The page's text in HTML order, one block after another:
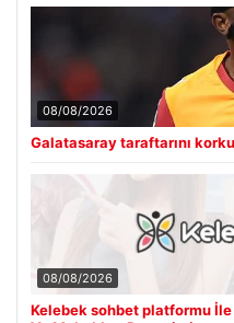
08/08/2026
Galatasaray taraftarını
08/08/2026
Kelebek sohbet platformu